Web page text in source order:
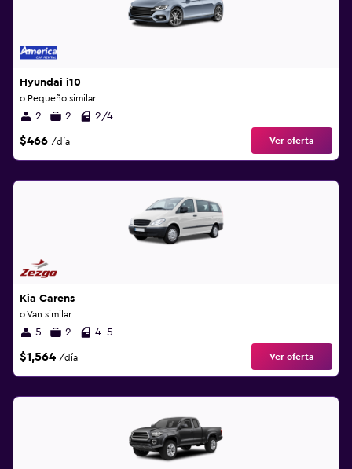
Hyundai i10
o Pequeño similar
2 2 2/4
$466 /día Ver oferta
Kia Carens
o Van similar
5 2 4-5
$1,564 /día Ver oferta